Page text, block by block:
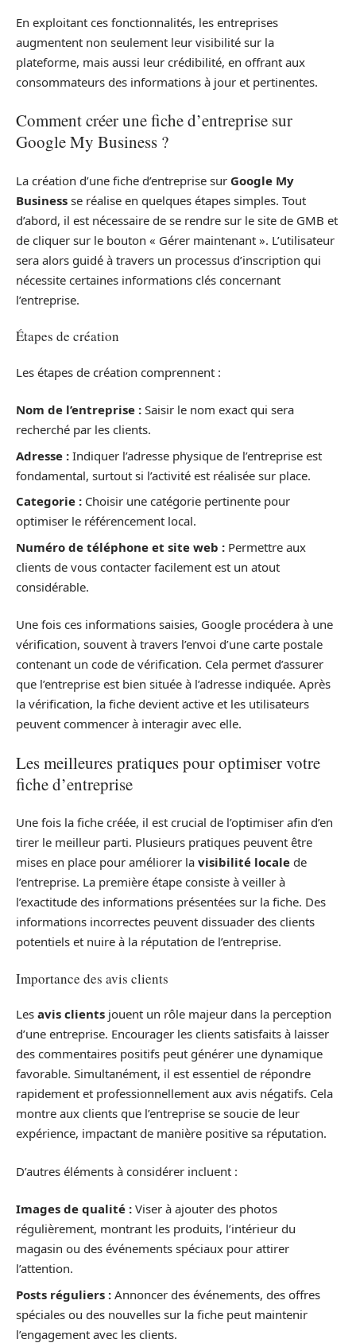
En exploitant ces fonctionnalités, les entreprises
augmentent non seulement leur visibilité sur la
plateforme, mais aussi leur crédibilité, en offrant aux
consommateurs des informations à jour et pertinentes.
Comment créer une fiche d’entreprise sur
Google My Business ?
La création d’une fiche d’entreprise sur Google My
Business se réalise en quelques étapes simples. Tout
d’abord, il est nécessaire de se rendre sur le site de GMB et
de cliquer sur le bouton « Gérer maintenant ». L’utilisateur
sera alors guidé à travers un processus d’inscription qui
nécessite certaines informations clés concernant
l’entreprise.
Étapes de création
Les étapes de création comprennent :
Nom de l’entreprise : Saisir le nom exact qui sera
recherché par les clients.
Adresse : Indiquer l’adresse physique de l’entreprise est
fondamental, surtout si l’activité est réalisée sur place.
Categorie : Choisir une catégorie pertinente pour
optimiser le référencement local.
Numéro de téléphone et site web : Permettre aux
clients de vous contacter facilement est un atout
considérable.
Une fois ces informations saisies, Google procédera à une
vérification, souvent à travers l’envoi d’une carte postale
contenant un code de vérification. Cela permet d’assurer
que l’entreprise est bien située à l’adresse indiquée. Après
la vérification, la fiche devient active et les utilisateurs
peuvent commencer à interagir avec elle.
Les meilleures pratiques pour optimiser votre
fiche d’entreprise
Une fois la fiche créée, il est crucial de l’optimiser afin d’en
tirer le meilleur parti. Plusieurs pratiques peuvent être
mises en place pour améliorer la visibilité locale de
l’entreprise. La première étape consiste à veiller à
l’exactitude des informations présentées sur la fiche. Des
informations incorrectes peuvent dissuader des clients
potentiels et nuire à la réputation de l’entreprise.
Importance des avis clients
Les avis clients jouent un rôle majeur dans la perception
d’une entreprise. Encourager les clients satisfaits à laisser
des commentaires positifs peut générer une dynamique
favorable. Simultanément, il est essentiel de répondre
rapidement et professionnellement aux avis négatifs. Cela
montre aux clients que l’entreprise se soucie de leur
expérience, impactant de manière positive sa réputation.
D’autres éléments à considérer incluent :
Images de qualité : Viser à ajouter des photos
régulièrement, montrant les produits, l’intérieur du
magasin ou des événements spéciaux pour attirer
l’attention.
Posts réguliers : Annoncer des événements, des offres
spéciales ou des nouvelles sur la fiche peut maintenir
l’engagement avec les clients.